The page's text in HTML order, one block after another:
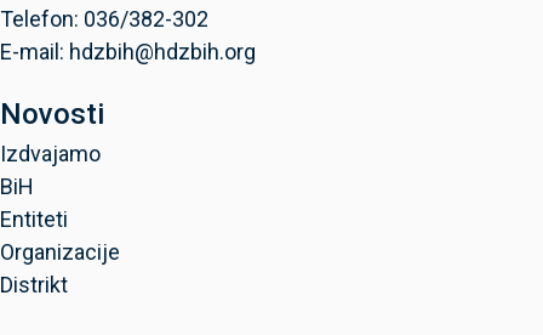
Telefon: 036/382-302
E-mail: hdzbih@hdzbih.org
Novosti
Izdvajamo
BiH
Entiteti
Organizacije
Distrikt